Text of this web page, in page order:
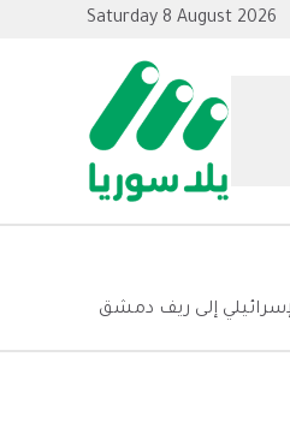
Saturday 8 August 2026
إلى ريف دمشق